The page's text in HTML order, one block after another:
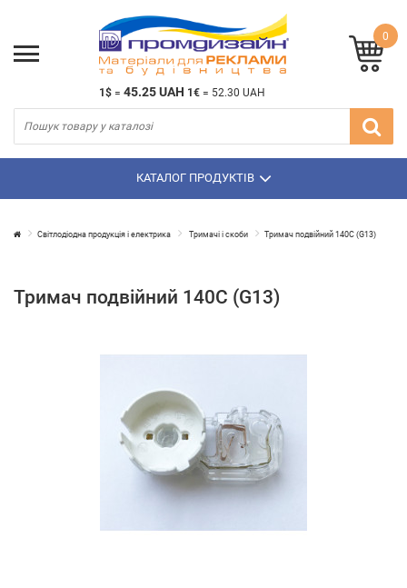
1$ = 45.25 UAH 1€ = 52.30 UAH
0
КАТАЛОГ ПРОДУКТІВ
Світлодіодна продукція і електрика Тримачі і скоби Тримач подвійний 140С (G13)
Тримач подвійний 140С (G13)